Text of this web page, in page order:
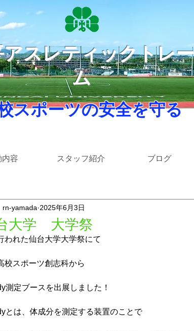
スレティックトレ
ム
スポーツの安全を守る
内容 スタッフ紹介 ブログ
大学 大学祭
rn-yamada 2025年6月3日
われた仙台大学大学祭にて
校スポーツ創志科から
測定ブースを出展しました！
とは、体成分を測定する装置のことで